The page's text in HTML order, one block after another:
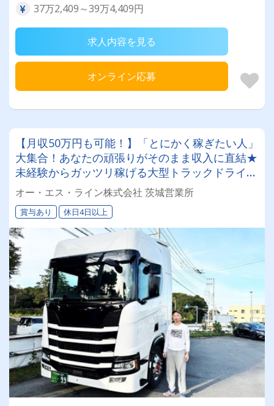
37万2,409～39万4,409円
求人内容を見る
オンライン応募
【月収50万円も可能！】「とにかく稼ぎたい人」
大集合！あなたの頑張りがそのまま収入に直結★
未経験からガッツリ稼げる大型トラックドライバ
ー！
オー・エス・ライン株式会社 茨城営業所
賞与あり 休日4日以上